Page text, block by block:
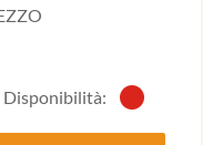
Disponibilità: